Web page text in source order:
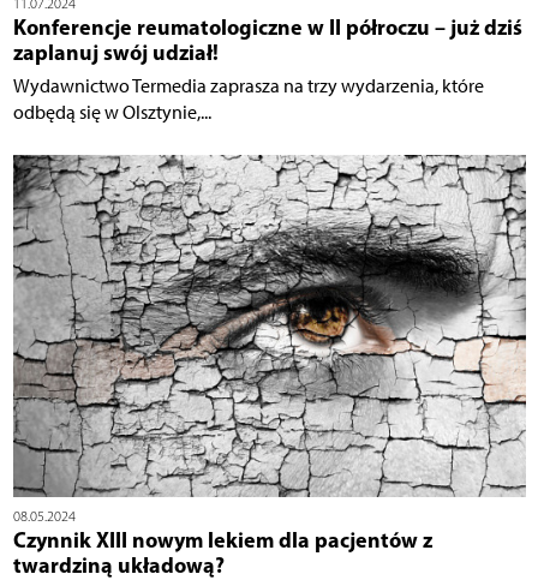
11.07.2024
Konferencje reumatologiczne w II półroczu – już dziś
zaplanuj swój udział!
Wydawnictwo Termedia zaprasza na trzy wydarzenia, które
odbędą się w Olsztynie,...
08.05.2024
Czynnik XIII nowym lekiem dla pacjentów z
twardziną układową?